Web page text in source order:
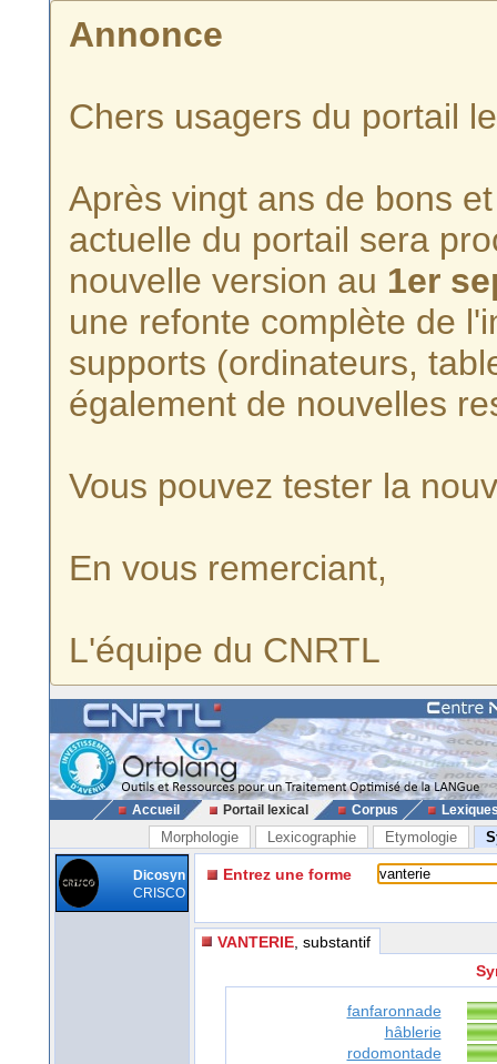
Annonce
Chers usagers du portail
Après vingt ans de bons
actuelle du portail sera
nouvelle version au 1er
une refonte complète de
supports (ordinateurs,
également de nouvelles
Vous pouvez tester la
En vous remerciant,
L'équipe du CNRTL
Accueil Portail lexical Corpus
Morphologie Lexicographie Etymologie
Dicosyn
CRISCO
Entrez une forme
VANTERIE , substantif
fanfaronnade
hâblerie
rodomontade